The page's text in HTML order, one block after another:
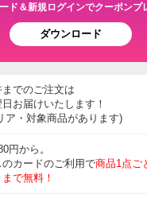
ライト・庭用照明
便ポスト
ア
り
ド＆新規ログインでクーポンプ
ダウンロード
でのご注文は
お届けいたします！
ア・対象商品があります)
円から。
カードのご利用で商品1点ご
まで無料！